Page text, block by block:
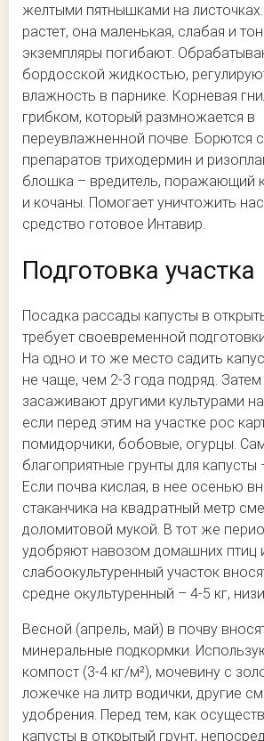
желтыми пятнышками на
растет, она маленькая, слабая и
экземпляры погибают.
бордосской жидкостью,
влажность в парнике. Корневая
грибком, который размножается в
переувлажненной почве. Борются
препаратов триходермин и
блошка – вредитель, поражающий
и кочаны. Помогает уничтожить
средство готовое Интавир.
Подготовка участка
Посадка рассады капусты в
требует своевременной
На одно и то же место садить
не чаще, чем 2-3 года подряд. Затем
засаживают другими культурами
если перед этим на участке рос
помидорчики, бобовые, огурцы.
благоприятные грунты для капусты
Если почва кислая, в нее осенью
стаканчика на квадратный метр
доломитовой мукой. В тот же
удобряют навозом домашних птиц
слабоокультуренный участок
средне окультуренный – 4-5 кг,
Весной (апрель, май) в почву
минеральные подкормки.
компост (3-4 кг/м²), мочевину с
ложечке на литр водички, другие
удобрения. Перед тем, как
капусты в открытый грунт,